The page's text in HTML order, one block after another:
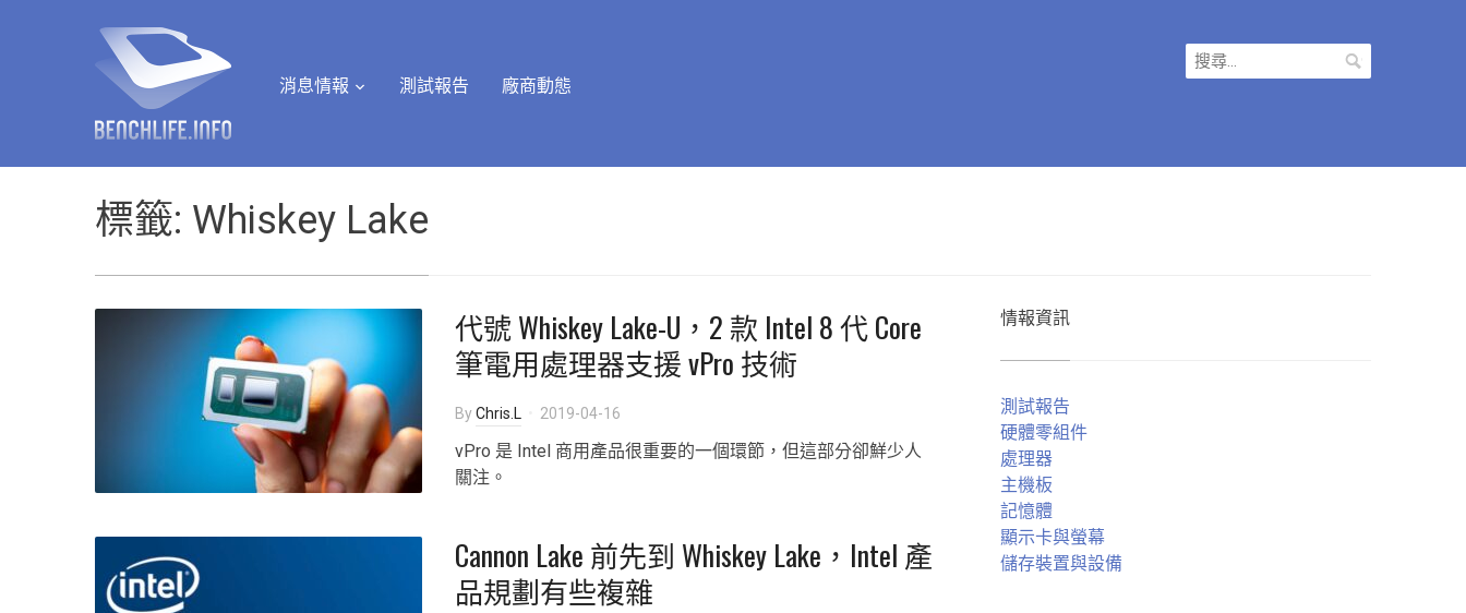
消息情報 測試報告 廠商動態
搜
尋
標籤: Whiskey Lake
代號 Whiskey Lake-U，2 款 Intel 8 代 Core
筆電用處理器支援 vPro 技術
ByChris.L 2019-04-16
vPro 是 Intel 商用產品很重要的一個環節，但這部分卻鮮少人
關注。
Cannon Lake 前先到 Whiskey Lake，Intel 產
品規劃有些複雜
情報資訊
測試報告
硬體零組件
處理器
主機板
記憶體
顯示卡與螢幕
儲存裝置與設備